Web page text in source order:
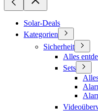
Solar-Deals
Kategorien
Sicherheit
Alles
Sets